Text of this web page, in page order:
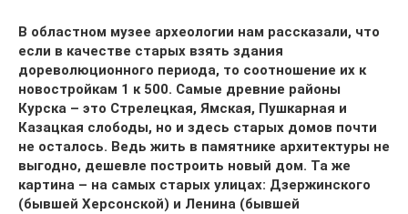
В областном музее археологии нам рассказали, что
если в качестве старых взять здания
дореволюционного периода, то соотношение их к
новостройкам 1 к 500. Самые древние районы
Курска – это Стрелецкая, Ямская, Пушкарная и
Казацкая слободы, но и здесь старых домов почти
не осталось. Ведь жить в памятнике архитектуры не
выгодно, дешевле построить новый дом. Та же
картина – на самых старых улицах: Дзержинского
(бывшей Херсонской) и Ленина (бывшей